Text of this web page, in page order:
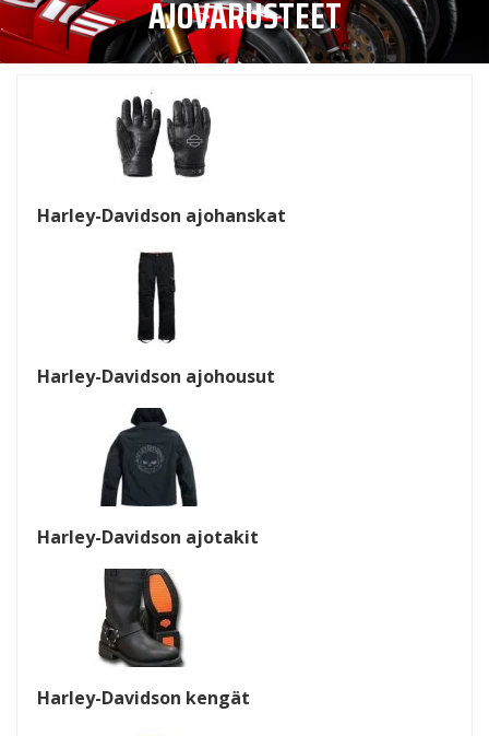
AJOVARUSTEET
Harley-Davidson ajohanskat
Harley-Davidson ajohousut
Harley-Davidson ajotakit
Harley-Davidson kengät